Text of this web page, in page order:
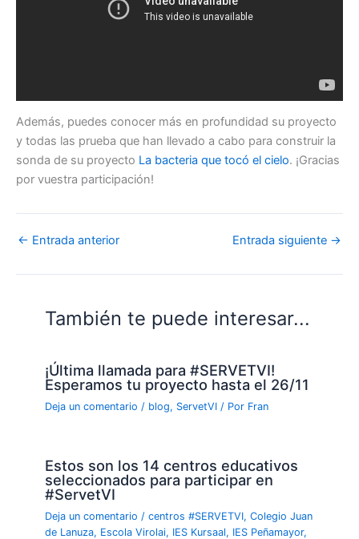
Además, puedes conocer más en profundidad su proyecto
y todas las prueba que han llevado a cabo para construir la
sonda de su proyecto La bacteria que tocó el cielo. ¡Gracias
por vuestra participación!
← Entrada anterior Entrada siguiente →
También te puede interesar...
¡Última llamada para #SERVETVI!
Esperamos tu proyecto hasta el 26/11
Deja un comentario / blog, ServetVI / Por Fran
Estos son los 14 centros educativos
seleccionados para participar en
#ServetVI
Deja un comentario /centros #SERVETVI,Colegio Juan
de Lanuza, Escola Virolai, IES Kursaal, IES Peñamayor,